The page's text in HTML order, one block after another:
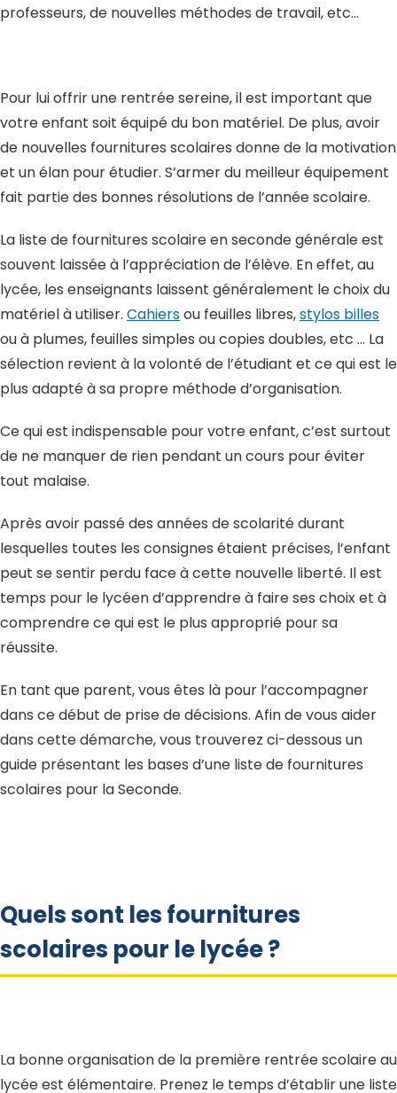
professeurs, de nouvelles méthodes de travail, etc…
Pour lui offrir une rentrée sereine, il est important que
votre enfant soit équipé du bon matériel. De plus, avoir
de nouvelles fournitures scolaires donne de la motivation
et un élan pour étudier. S’armer du meilleur équipement
fait partie des bonnes résolutions de l’année scolaire.
La liste de fournitures scolaire en seconde générale est
souvent laissée à l’appréciation de l’élève. En effet, au
lycée, les enseignants laissent généralement le choix du
matériel à utiliser. Cahiersou feuilles libres,stylos billes
ou à plumes, feuilles simples ou copies doubles, etc … La
sélection revient à la volonté de l’étudiant et ce qui est le
plus adapté à sa propre méthode d’organisation.
Ce qui est indispensable pour votre enfant, c’est surtout
de ne manquer de rien pendant un cours pour éviter
tout malaise.
Après avoir passé des années de scolarité durant
lesquelles toutes les consignes étaient précises, l’enfant
peut se sentir perdu face à cette nouvelle liberté. Il est
temps pour le lycéen d’apprendre à faire ses choix et à
comprendre ce qui est le plus approprié pour sa
réussite.
En tant que parent, vous êtes là pour l’accompagner
dans ce début de prise de décisions. Afin de vous aider
dans cette démarche, vous trouverez ci-dessous un
guide présentant les bases d’une liste de fournitures
scolaires pour la Seconde.
Quels sont les fournitures
scolaires pour le lycée ?
La bonne organisation de la première rentrée scolaire au
lycée est élémentaire. Prenez le temps d’établir une liste